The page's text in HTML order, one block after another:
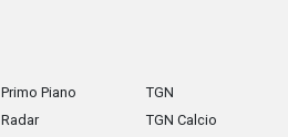
Primo Piano
Radar
TGN
TGN Calcio